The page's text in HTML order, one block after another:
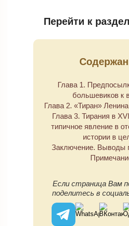
Перейти к
Глава 1.
большевиков к
Глава 2. «Тиран» Ленина
Глава 3. Тирания в
типичное явление в
истории в
Заключение. Выводы
Если страница Вам
поделитесь в